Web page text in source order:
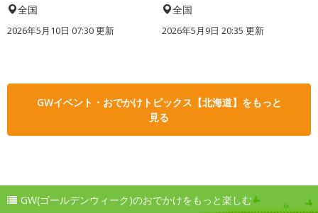
全国
2026年5月10日 07:30 更新
全国
2026年5月9日 20:35 更新
GWイベント・おでかけトピックス【北海道】をもっと
見る
GW(ゴールデンウィーク)のおでかけをもっと楽しむ